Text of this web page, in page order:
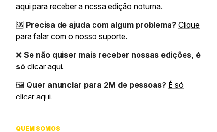
aqui para receber a nossa edição noturna.
🆘 Precisa de ajuda com algum problema? Clique
para falar com o nosso suporte.
❌ Se não quiser mais receber nossas edições, é
só clicar aqui.
🖼️ Quer anunciar para 2M de pessoas? É só
clicar aqui.
QUEM SOMOS